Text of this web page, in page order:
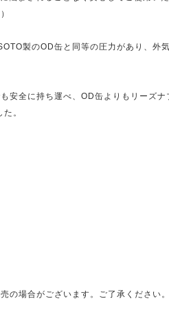
製のOD缶と同等の圧力があり、外
安全に持ち運べ、OD缶よりもリーズ
。
場合がございます。ご了承ください。